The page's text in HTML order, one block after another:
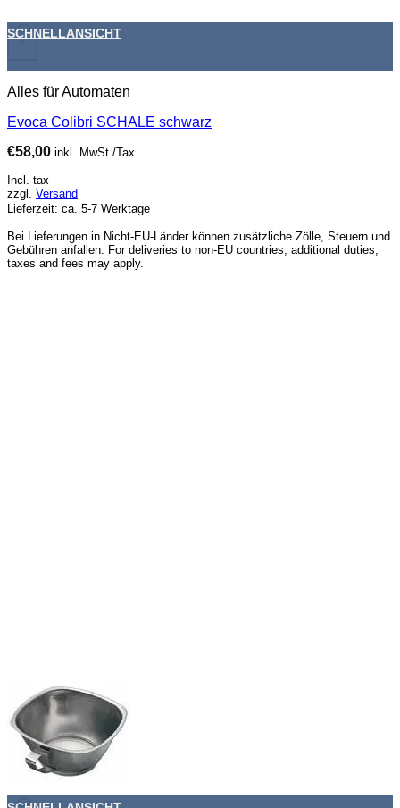
+
SCHNELLANSICHT
Alles für Automaten
Evoca Colibri SCHALE schwarz
€58,00 inkl. MwSt./Tax
Incl. tax
zzgl. Versand
Lieferzeit: ca. 5-7 Werktage
Bei Lieferungen in Nicht-EU-Länder können zusätzliche Zölle, Steuern und
Gebühren anfallen. For deliveries to non-EU countries, additional duties,
taxes and fees may apply.